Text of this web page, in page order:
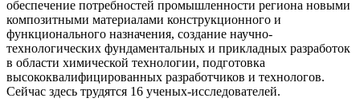
обеспечение потребностей промышленности региона новыми
композитными материалами конструкционного и
функционального назначения, создание научно-
технологических фундаментальных и прикладных разработок
в области химической технологии, подготовка
высококвалифицированных разработчиков и технологов.
Сейчас здесь трудятся 16 ученых-исследователей.